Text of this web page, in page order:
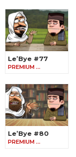
Le’Bye #77
PREMIUM …
Le’Bye #80
PREMIUM …